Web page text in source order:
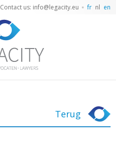
fr nl en
Contact us: info@legacity.eu
Terug